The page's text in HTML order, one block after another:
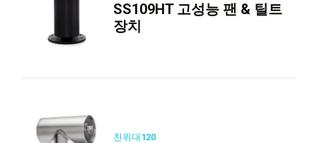
SS109HT 고성능 팬 & 틸트
장치
친위대120